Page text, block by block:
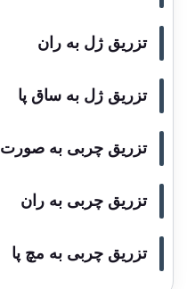
تزریق ژل به ران
تزریق ژل به ساق پا
تزریق چربی به صورت
تزریق چربی به ران
تزریق چربی به مچ پا